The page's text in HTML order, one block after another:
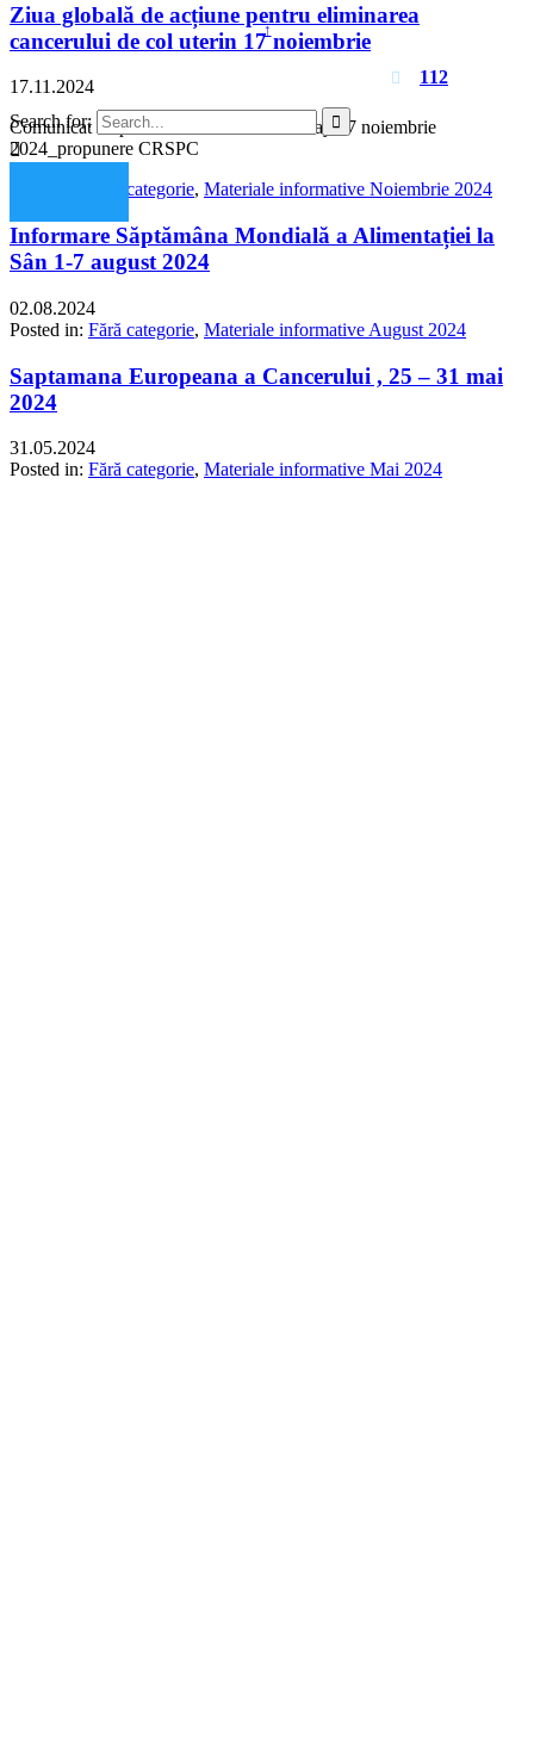
Ziua globală de acțiune pentru eliminarea
cancerului de col uterin 17 noiembrie
17.11.2024
Comunicat de presa CCU Elimination Day 17 noiembrie
2024_propunere CRSPC
Fără categorie, Materiale informative Noiembrie 2024
Informare Săptămâna Mondială a Alimentației la
Sân 1-7 august 2024
02.08.2024
Posted in: Fără categorie, Materiale informative August 2024
Saptamana Europeana a Cancerului , 25 – 31 mai
2024
31.05.2024
Posted in: Fără categorie, Materiale informative Mai 2024
↑
 112
Search for: 
